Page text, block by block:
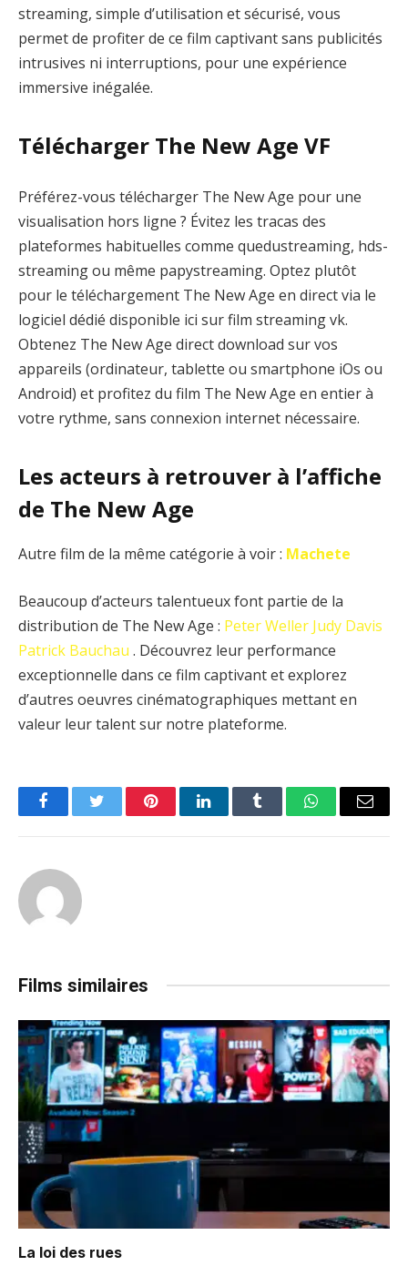
streaming, simple d’utilisation et sécurisé, vous
permet de profiter de ce film captivant sans publicités
intrusives ni interruptions, pour une expérience
immersive inégalée.
Télécharger The New Age VF
Préférez-vous télécharger The New Age pour une
visualisation hors ligne ? Évitez les tracas des
plateformes habituelles comme quedustreaming, hds-
streaming ou même papystreaming. Optez plutôt
pour le téléchargement The New Age en direct via le
logiciel dédié disponible ici sur film streaming vk.
Obtenez The New Age direct download sur vos
appareils (ordinateur, tablette ou smartphone iOs ou
Android) et profitez du film The New Age en entier à
votre rythme, sans connexion internet nécessaire.
Les acteurs à retrouver à l’affiche
de The New Age
Autre film de la même catégorie à voir : Machete
Beaucoup d’acteurs talentueux font partie de la
distribution de The New Age : Peter Weller Judy Davis
Patrick Bauchau . Découvrez leur performance
exceptionnelle dans ce film captivant et explorez
d’autres oeuvres cinématographiques mettant en
valeur leur talent sur notre plateforme.
FacebookTwitter PinterestLinkedInTumblr WhatsAppEmail
Films similaires
La loi des rues